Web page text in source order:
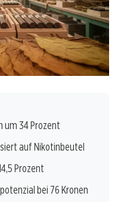
um 34 Prozent
auf Nikotinbeutel
Prozent
bei 76 Kronen